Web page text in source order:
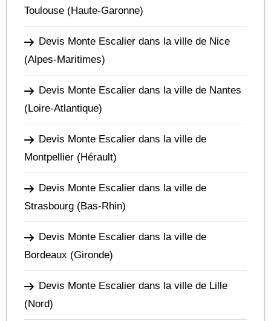
Toulouse (Haute-Garonne)
Devis Monte Escalier dans la ville de Nice
(Alpes-Maritimes)
Devis Monte Escalier dans la ville de Nantes
(Loire-Atlantique)
Devis Monte Escalier dans la ville de
Montpellier (Hérault)
Devis Monte Escalier dans la ville de
Strasbourg (Bas-Rhin)
Devis Monte Escalier dans la ville de
Bordeaux (Gironde)
Devis Monte Escalier dans la ville de Lille
(Nord)